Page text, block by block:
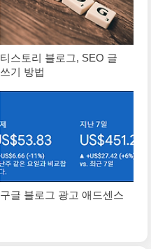
티스토리 블로그, SEO 글
쓰기 방법
구글 블로그 광고 애드센스